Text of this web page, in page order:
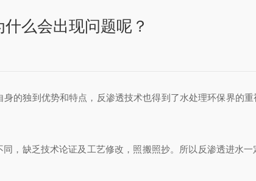
么会出现问题呢？
的独到优势和特点，反渗透技术也得到了水处理环保界的
缺乏技术论证及工艺修改，照搬照抄。所以反渗透进水一